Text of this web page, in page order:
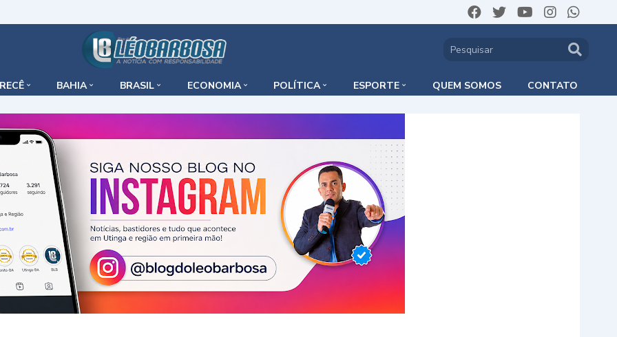
BAHIA BRASIL ECONOMIA POLÍTICA ESPORTE QUEM SOMOS CONTATO